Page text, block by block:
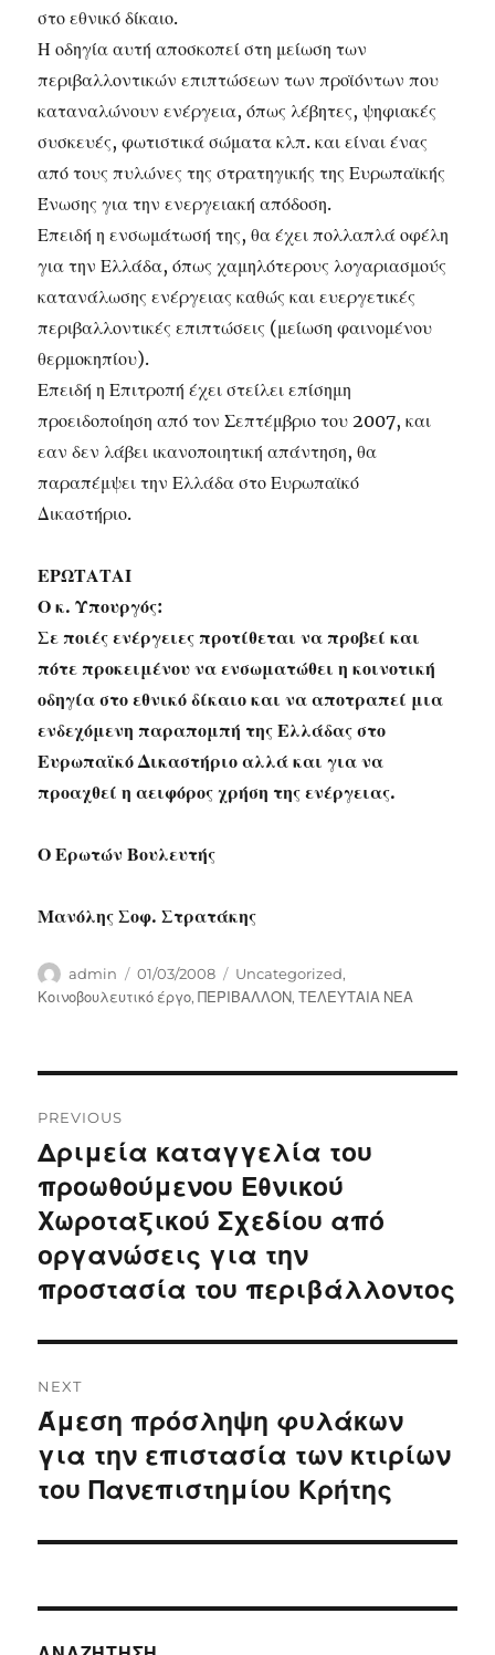
στο εθνικό δίκαιο.
Η οδηγία αυτή αποσκοπεί στη μείωση των
περιβαλλοντικών επιπτώσεων των προϊόντων που
καταναλώνουν ενέργεια, όπως λέβητες, ψηφιακές
συσκευές, φωτιστικά σώματα κλπ. και είναι ένας
από τους πυλώνες της στρατηγικής της Ευρωπαϊκής
Ένωσης για την ενεργειακή απόδοση.
Επειδή η ενσωμάτωσή της, θα έχει πολλαπλά οφέλη
για την Ελλάδα, όπως χαμηλότερους λογαριασμούς
κατανάλωσης ενέργειας καθώς και ευεργετικές
περιβαλλοντικές επιπτώσεις (μείωση φαινομένου
θερμοκηπίου).
Επειδή η Επιτροπή έχει στείλει επίσημη
προειδοποίηση από τον Σεπτέμβριο του 2007, και
εαν δεν λάβει ικανοποιητική απάντηση, θα
παραπέμψει την Ελλάδα στο Ευρωπαϊκό
Δικαστήριο.
ΕΡΩΤΑΤΑΙ
Ο κ. Υπουργός:
Σε ποιές ενέργειες προτίθεται να προβεί και
πότε προκειμένου να ενσωματώθει η κοινοτική
οδηγία στο εθνικό δίκαιο και να αποτραπεί μια
ενδεχόμενη παραπομπή της Ελλάδας στο
Ευρωπαϊκό Δικαστήριο αλλά και για να
προαχθεί η αειφόρος χρήση της ενέργειας.
Ο Ερωτών Βουλευτής
Μανόλης Σοφ. Στρατάκης
Author
admin
Posted
on
01/03/2008 Categories
Uncategorized,
Κοινοβουλευτικό έργο,ΠΕΡΙΒΑΛΛΟΝ,ΤΕΛΕΥΤΑΙΑ ΝΕΑ
navigation
PREVIOUS
Previous
post:
Δριμεία καταγγελία του
προωθούμενου Εθνικού
Χωροταξικού Σχεδίου από
οργανώσεις για την
προστασία του περιβάλλοντος
NEXT
Next
post:
Άμεση πρόσληψη φυλάκων
για την επιστασία των κτιρίων
του Πανεπιστημίου Κρήτης